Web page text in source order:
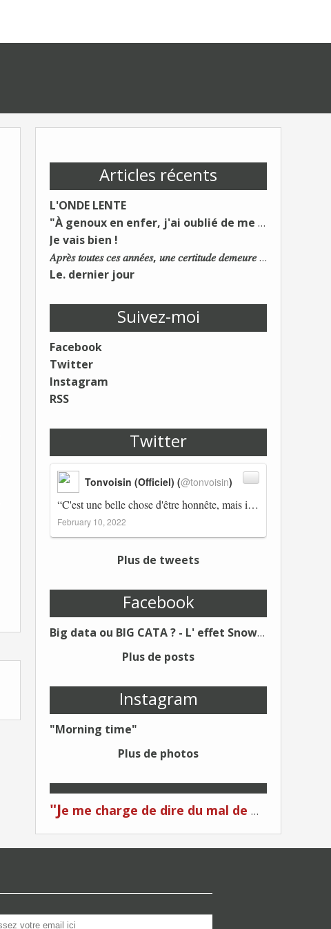
Articles récents
L'ONDE LENTE
"À genoux en enfer, j'ai oublié de me taire"
Je vais bien !
𝐴𝑝𝑟𝑒̀𝑠 𝑡𝑜𝑢𝑡𝑒𝑠 𝑐𝑒𝑠 𝑎𝑛𝑛𝑒́𝑒𝑠, 𝑢𝑛𝑒 𝑐𝑒𝑟𝑡𝑖𝑡𝑢𝑑𝑒 𝑑𝑒𝑚𝑒𝑢𝑟𝑒 : 𝐿𝑒 𝑚𝑜𝑛𝑑𝑒 𝑑𝑢 𝑡𝑟𝑎𝑣𝑎𝑖𝑙 𝑐ℎ𝑎𝑛𝑔𝑒. 𝐿𝑒𝑠 𝑐𝑜𝑛𝑠 𝑠'𝑎𝑑𝑎𝑝𝑡𝑒𝑛𝑡 :)
Le. dernier jour
Suivez-moi
Facebook
Twitter
Instagram
RSS
Twitter
“C'est une belle chose d'être honnête, mais il est également important d'avoir raison.” Winston Churchill Réplico…
Tonvoisin (Officiel) (@tonvoisin)
February 10, 2022
Plus de tweets
Facebook
Big data ou BIG CATA ? - L' effet Snowden - Editions Kawa - Un Éditeur différent !
Plus de posts
Instagram
"Morning time"
Plus de photos
"Je me charge de dire du mal de moi... Quand on me critique... C'est du plagiat ! "